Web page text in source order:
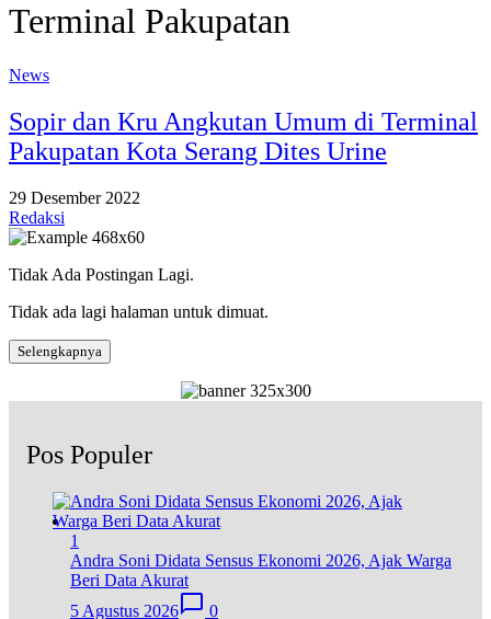
Terminal Pakupatan
News
Sopir dan Kru Angkutan Umum di Terminal
Pakupatan Kota Serang Dites Urine
29 Desember 2022
Redaksi
Tidak Ada Postingan Lagi.
Tidak ada lagi halaman untuk dimuat.
Selengkapnya
Pos Populer
1
Andra Soni Didata Sensus Ekonomi 2026, Ajak Warga
Beri Data Akurat
5 Agustus 2026
0